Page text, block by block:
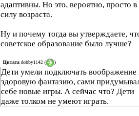
адаптивны. Но это, вероятно, просто в
силу возраста.
Ну и почему тогда вы утверждаете,
советское образование было лучше?
Цитата dobby1142 ( )
Дети умели подключать воображение
здоровую фантазию, сами
себе новые игры. А сейчас что? Дети
даже толком не умеют играть.